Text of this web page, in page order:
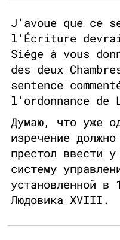
J’avoue que ce
l’Écriture
Siége à vous
des deux
sentence
l’ordonnance
Думаю, что уже
изречение
престол ввести
систему
установленной в
Людовика XVIII.